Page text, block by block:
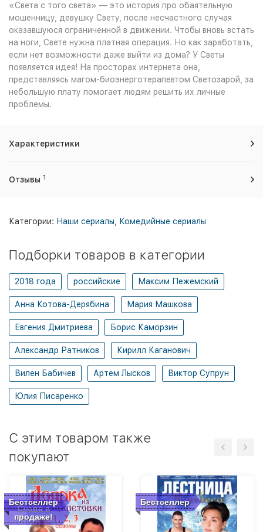
«Света с того света» — это история про обаятельную
мошенницу, девушку Свету, после несчастного случая
оказавшуюся ограниченной в движении. Чтобы вновь встать
на ноги, Свете нужна платная операция. Но как заработать,
если нет возможности даже выйти из дома? У Светы
появляется идея! На просторах интернета она,
представляясь магом-биоэнерготерапевтом Светозарой, за
небольшую плату помогает людям решить их личные
проблемы.
Характеристики
Отзывы 1
Категории: Наши сериалы Комедийные сериалы
Подборки товаров в категории
2018 года российские Максим Пежемский
Анна Котова-Дерябина Мария Машкова
Евгения Дмитриева Борис Каморзин
Александр Ратников Кирилл Каганович
Вилен Бабичев Артем Лысков Виктор Супрун
Юлия Писаренко
C этим товаром также
покупают
Снова в
продаже!
Бестселлер Бестселлер